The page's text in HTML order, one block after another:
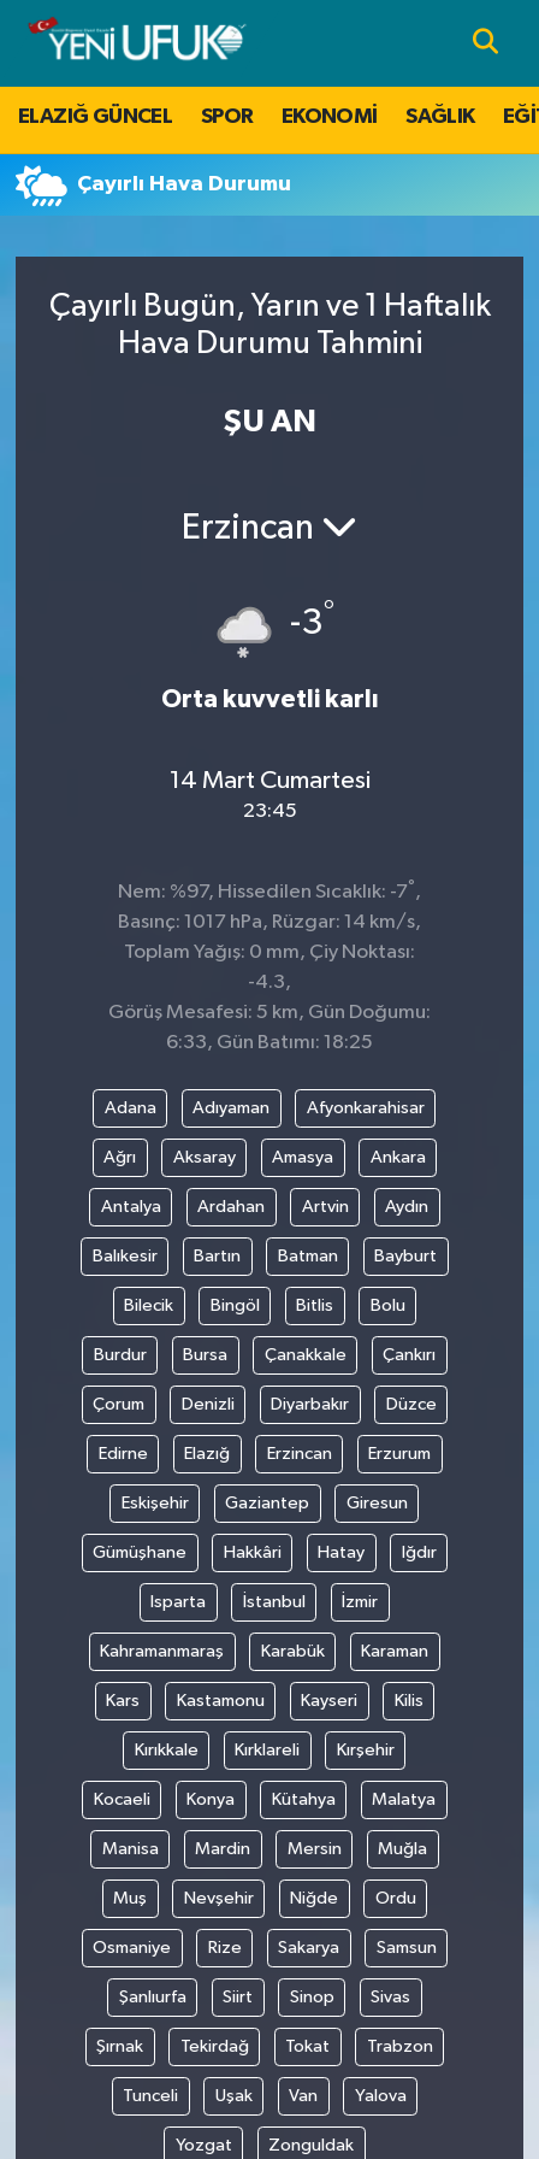
ELAZIĞ GÜNCEL SPOR EKONOMİ SAĞLIK
Çayırlı Hava Durumu
Çayırlı Bugün, Yarın ve 1 Haftalık
Hava Durumu Tahmini
ŞU AN
Erzincan
-3°
Orta kuvvetli karlı
14 Mart Cumartesi
23:45
Nem: %97, Hissedilen Sıcaklık: -7° ,
Basınç: 1017 hPa, Rüzgar: 14 km/s,
Toplam Yağış: 0 mm, Çiy Noktası:
-4.3,
Görüş Mesafesi: 5 km, Gün Doğumu:
6:33, Gün Batımı: 18:25
Adana Adıyaman Afyonkarahisar
Ağrı Aksaray Amasya Ankara
Antalya Ardahan Artvin Aydın
Balıkesir Bartın Batman Bayburt
Bilecik Bingöl Bitlis Bolu
Burdur Bursa Çanakkale Çankırı
Çorum Denizli Diyarbakır Düzce
Edirne Elazığ Erzincan Erzurum
Eskişehir Gaziantep Giresun
Gümüşhane Hakkâri Hatay Iğdır
Isparta İstanbul İzmir
Kahramanmaraş Karabük Karaman
Kars Kastamonu Kayseri Kilis
Kırıkkale Kırklareli Kırşehir
Kocaeli Konya Kütahya Malatya
Manisa Mardin Mersin Muğla
Muş Nevşehir Niğde Ordu
Osmaniye Rize Sakarya Samsun
Şanlıurfa Siirt Sinop Sivas
Şırnak Tekirdağ Tokat Trabzon
Tunceli Uşak Van Yalova
Yozgat Zonguldak
Nöbetçi Eczaneler
Hava Durumu
Namaz Vakitleri
Süper Lig Puan Durumu ve Fikstür